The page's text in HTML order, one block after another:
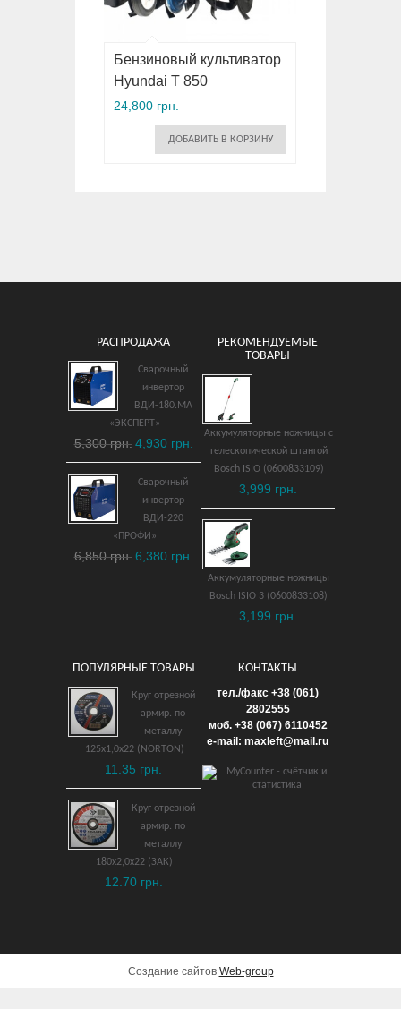
Бензиновый культиватор
Hyundai T 850
24,800 грн.
ДОБАВИТЬ В КОРЗИНУ
Измельчитель
электрический VIKING GE
250
5,562 грн.
ДОБАВИТЬ В КОРЗИНУ
Катушка автоматическая
со шлангом Claber
Rotoroll Evolution 1/2 20 м
6,699 грн.
ДОБАВИТЬ В КОРЗИНУ
РАСПРОДАЖА
Сварочный
инвертор
ВДИ-180.МА
«ЭКСПЕРТ»
5,300 грн. 4,930 грн.
Сварочный
инвертор
ВДИ-220
«ПРОФИ»
6,850 грн. 6,380 грн.
РЕКОМЕНДУЕМЫЕ
ТОВАРЫ
Аккумуляторные ножницы с
телескопической штангой
Bosch ISIO (0600833109)
3,999 грн.
Аккумуляторные ножницы
Bosch ISIO 3 (0600833108)
3,199 грн.
ПОПУЛЯРНЫЕ ТОВАРЫ
Круг отрезной
армир. по
металлу
125х1,0х22 (NORTON)
11.35 грн.
Круг отрезной
армир. по
металлу
180х2,0х22 (ЗАК)
12.70 грн.
КОНТАКТЫ
тел./факс +38 (061)
2802555
моб. +38 (067) 6110452
e-mail: maxleft@mail.ru
Создание сайтов Web-group